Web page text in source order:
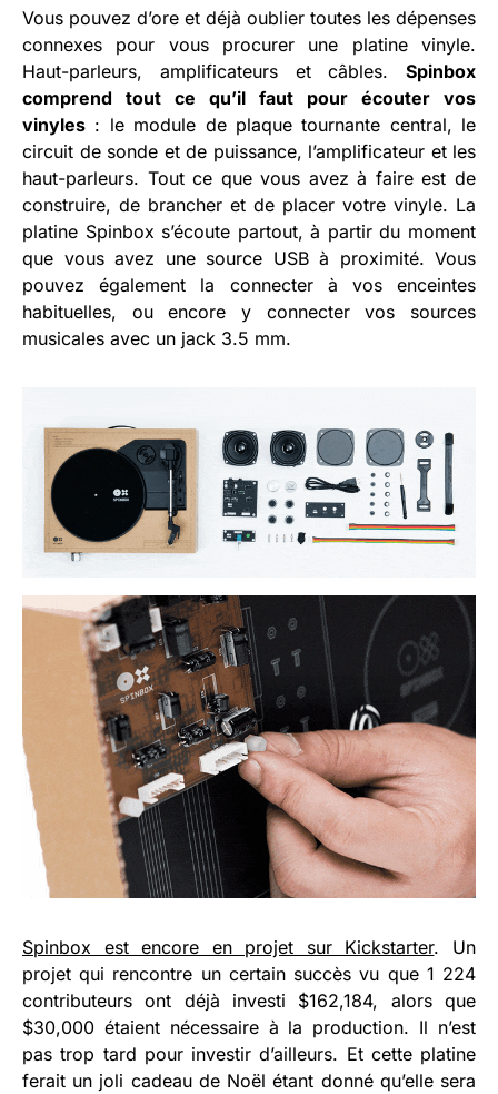
Vous pouvez d’ore et déjà oublier toutes les dépenses
connexes pour vous procurer une platine vinyle.
Haut-parleurs, amplificateurs et câbles. Spinbox
comprend tout ce qu’il faut pour écouter vos
vinyles : le module de plaque tournante central, le
circuit de sonde et de puissance, l’amplificateur et les
haut-parleurs. Tout ce que vous avez à faire est de
construire, de brancher et de placer votre vinyle. La
platine Spinbox s’écoute partout, à partir du moment
que vous avez une source USB à proximité. Vous
pouvez également la connecter à vos enceintes
habituelles, ou encore y connecter vos sources
musicales avec un jack 3.5 mm.
Spinbox est encore en projet sur Kickstarter. Un
projet qui rencontre un certain succès vu que 1 224
contributeurs ont déjà investi $162,184, alors que
$30,000 étaient nécessaire à la production. Il n’est
pas trop tard pour investir d’ailleurs. Et cette platine
ferait un joli cadeau de Noël étant donné qu’elle sera